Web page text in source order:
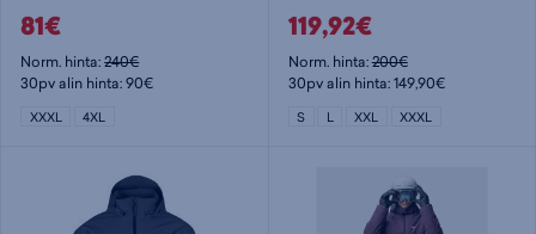
81€
Norm. hinta:240€
30pv alin hinta: 90€
XXXL 4XL
119,92€
Norm. hinta:200€
30pv alin hinta: 149,90€
S L XXL XXXL